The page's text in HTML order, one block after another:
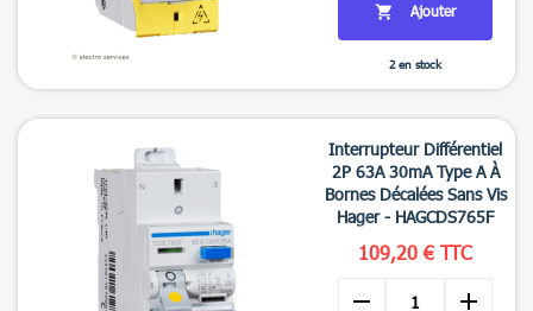

 Ajouter
2 en stock
Interrupteur Différentiel
2P 63A 30mA Type A À
Bornes Décalées Sans Vis
Hager - HAGCDS765F
109,20 € TTC
remove add